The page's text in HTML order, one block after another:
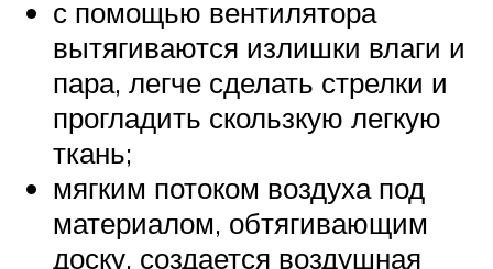
с помощью вентилятора
вытягиваются излишки влаги и
пара, легче сделать стрелки и
прогладить скользкую легкую
ткань;
мягким потоком воздуха под
материалом, обтягивающим
доску, создается воздушная